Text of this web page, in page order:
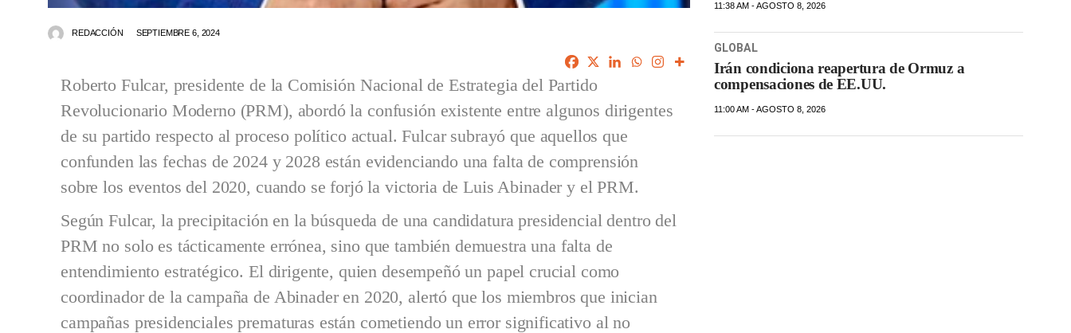
REDACCIÓN SEPTIEMBRE 6, 2024
Roberto Fulcar, presidente de la Comisión Nacional de Estrategia del Partido
Revolucionario Moderno (PRM), abordó la confusión existente entre algunos dirigentes
de su partido respecto al proceso político actual. Fulcar subrayó que aquellos que
confunden las fechas de 2024 y 2028 están evidenciando una falta de comprensión
sobre los eventos del 2020, cuando se forjó la victoria de Luis Abinader y el PRM.
Según Fulcar, la precipitación en la búsqueda de una candidatura presidencial dentro del
PRM no solo es tácticamente errónea, sino que también demuestra una falta de
entendimiento estratégico. El dirigente, quien desempeñó un papel crucial como
coordinador de la campaña de Abinader en 2020, alertó que los miembros que inician
campañas presidenciales prematuras están cometiendo un error significativo al no
11:38 AM - AGOSTO 8, 2026
GLOBAL
Irán condiciona reapertura de Ormuz a
compensaciones de EE.UU.
11:00 AM - AGOSTO 8, 2026